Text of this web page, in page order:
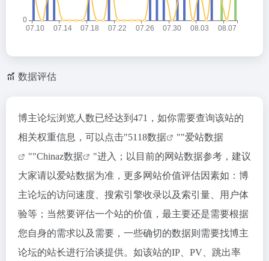
数据评估
博主论坛浏览人数已经达到471，如你需要查询该站的
相关权重信息，可以点击"5118数据 ""爱站数据
""Chinaz数据
"进入；以目前的网站数据参考，建议
大家请以爱站数据为准，更多网站价值评估因素如：博
主论坛的访问速度、搜索引擎收录以及索引量、用户体
验等；当然要评估一个站的价值，最主要还是需要根据
您自身的需求以及需要，一些确切的数据则需要找博主
论坛的站长进行洽谈提供。如该站的IP、PV、跳出率